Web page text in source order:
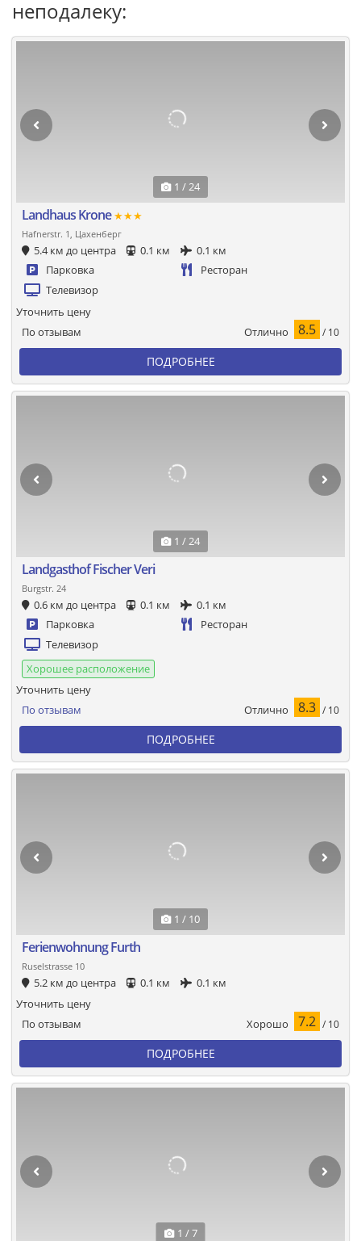
неподалеку:
1 / 24
Landhaus Krone★★★
Hafnerstr. 1, Цахенберг
5.4 км до центра 0.1 км
0.1 км
Парковка
Ресторан
Телевизор
По отзывам Отлично 8.5 / 10
Уточнить цену
ПОДРОБНЕЕ
1 / 24
Landgasthof Fischer Veri
Burgstr. 24
0.6 км до центра 0.1 км
0.1 км
Парковка
Ресторан
Телевизор
Хорошее расположение
По отзывам Отлично 8.3 / 10
Уточнить цену
ПОДРОБНЕЕ
1 / 10
Ferienwohnung Furth
Ruselstrasse 10
5.2 км до центра 0.1 км 0.1 км
По отзывам Хорошо 7.2 / 10
Уточнить цену
ПОДРОБНЕЕ
1 / 7